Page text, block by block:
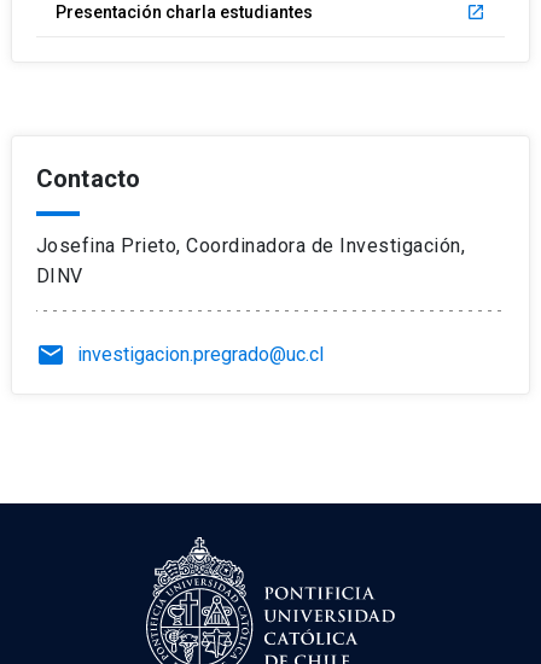
Presentación charla estudiantes launch
Contacto
Josefina Prieto, Coordinadora de Investigación,
DINV
email investigacion.pregrado@uc.cl